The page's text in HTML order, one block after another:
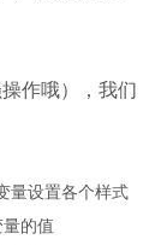
作哦），我们
量设置各个样式
量的值